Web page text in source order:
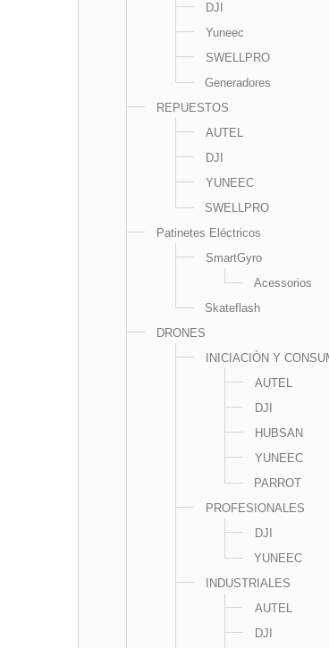
DJI
Yuneec
SWELLPRO
Generadores
REPUESTOS
AUTEL
DJI
YUNEEC
SWELLPRO
Patinetes Eléctricos
SmartGyro
Acessorios
Skateflash
DRONES
INICIACIÓN Y
AUTEL
DJI
HUBSAN
YUNEEC
PARROT
PROFESIONALES
DJI
YUNEEC
INDUSTRIALES
AUTEL
DJI